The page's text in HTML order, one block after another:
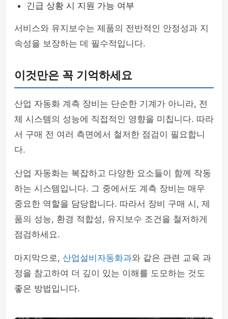
긴급 상황 시 지원 가능 여부
서비스와 유지보수는 제품의 전반적인 안정성과 지
속성을 보장하는 데 필수적입니다.
이것만은 꼭 기억하세요
산업 자동화 계측 장비는 단순한 기계가 아니라, 전
체 시스템의 성능에 직접적인 영향을 미칩니다. 따라
서 구매 전 여러 측면에서 철저한 점검이 필요합니
다.
산업 자동화는 복잡하고 다양한 요소들이 함께 작동
하는 시스템입니다. 그 중에서도 계측 장비는 매우
중요한 역할을 담당합니다. 따라서 장비 구매 시, 제
품의 성능, 환경 적합성, 유지보수 조건을 철저하게
점검하세요.
마지막으로, 산업설비자동화과와 같은 관련 교육 과
정을 참고하여 더 깊이 있는 이해를 도모하는 것도
좋은 방법입니다.